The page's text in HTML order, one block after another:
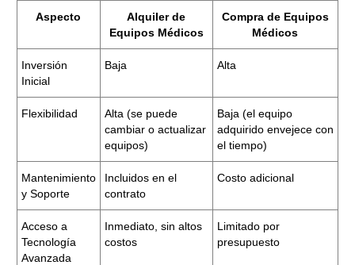
Aspecto
Alquiler de
Equipos Médicos
Compra de Equipos
Médicos
Inversión
Inicial
Baja Alta
Flexibilidad
Alta (se puede
cambiar o actualizar
equipos)
Baja (el equipo
adquirido envejece con
el tiempo)
Mantenimiento
y Soporte
Incluidos en el
contrato
Costo adicional
Acceso a
Tecnología
Avanzada
Inmediato, sin altos
costos
Limitado por
presupuesto